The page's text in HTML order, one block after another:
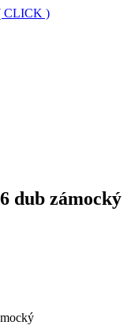
CLICK )
dub zámocký